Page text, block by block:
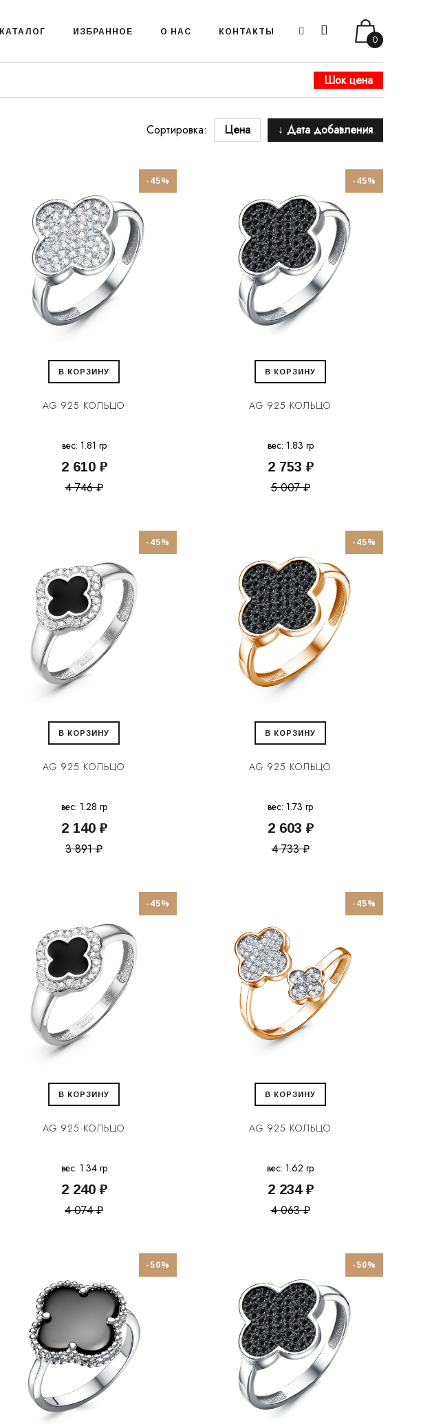
0
КАТАЛОГ ИЗБРАННОЕ О НАС КОНТАКТЫ
Шок цена
Сортировка: Цена ↓ Дата добавления
-45%
В КОРЗИНУ
AG 925 КОЛЬЦО
вес: 1.81 гр
2 610 ₽
4 746 ₽
-45%
В КОРЗИНУ
AG 925 КОЛЬЦО
вес: 1.83 гр
2 753 ₽
5 007 ₽
-45%
В КОРЗИНУ
AG 925 КОЛЬЦО
вес: 1.28 гр
2 140 ₽
3 891 ₽
-45%
В КОРЗИНУ
AG 925 КОЛЬЦО
вес: 1.73 гр
2 603 ₽
4 733 ₽
-45%
В КОРЗИНУ
AG 925 КОЛЬЦО
вес: 1.34 гр
2 240 ₽
4 074 ₽
-45%
В КОРЗИНУ
AG 925 КОЛЬЦО
вес: 1.62 гр
2 234 ₽
4 063 ₽
-50% -50%